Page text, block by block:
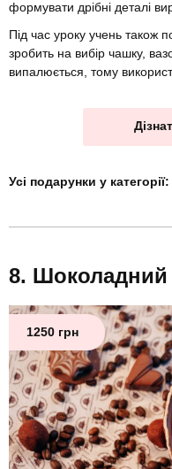
формувати дрібні деталі
Під час уроку учень також
зробить на вибір чашку,
випалюється, тому
Усі подарунки у категорії:
Шоколадний
1250 грн